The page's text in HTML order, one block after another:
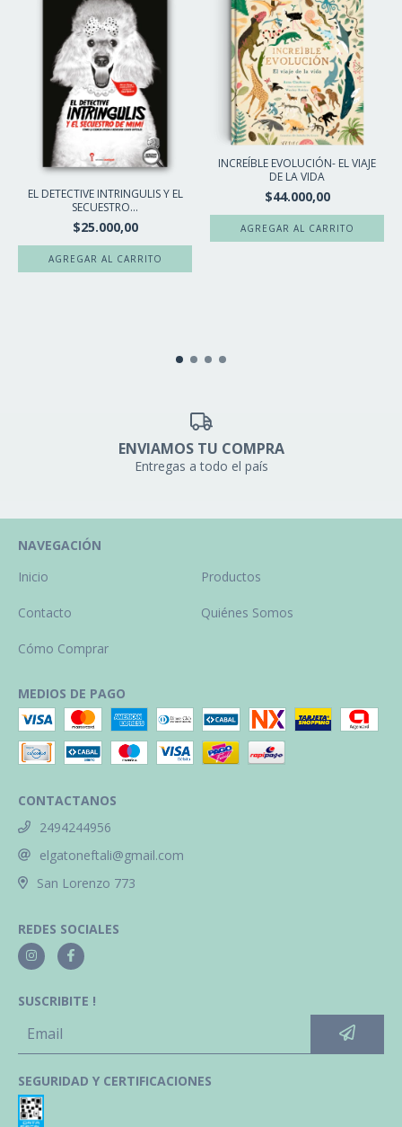
EL DETECTIVE INTRINGULIS Y EL
SECUESTRO...
$25.000,00
INCREÍBLE EVOLUCIÓN- EL VIAJE
DE LA VIDA
$44.000,00
ENVIAMOS TU COMPRA
Entregas a todo el país
NAVEGACIÓN
Inicio
Productos
Contacto Quiénes Somos
Cómo Comprar
MEDIOS DE PAGO
CONTACTANOS
2494244956
elgatoneftali@gmail.com
San Lorenzo 773
REDES SOCIALES
SUSCRIBITE !
SEGURIDAD Y CERTIFICACIONES